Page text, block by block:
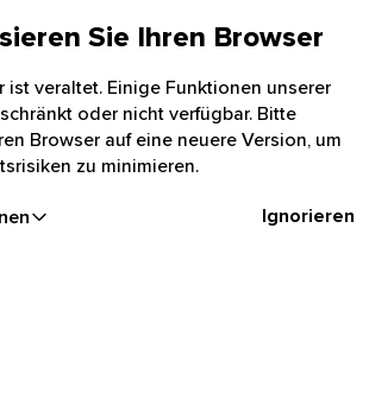
Sie Ihren Browser
ist veraltet. Einige Funktionen unserer
oder nicht verfügbar. Bitte
Browser auf eine neuere Version, um
zu minimieren.
Ignorieren